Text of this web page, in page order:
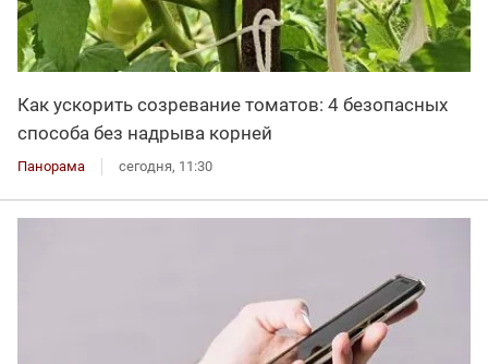
Как ускорить созревание томатов: 4 безопасных
способа без надрыва корней
Панорама сегодня, 11:30